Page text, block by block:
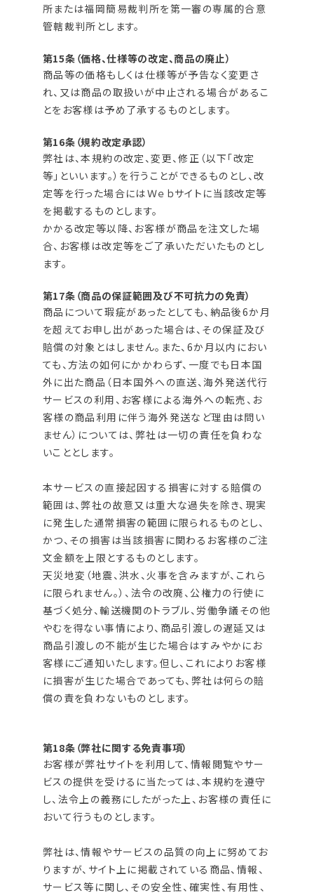
所または福岡簡易裁判所を第一審の専属的合意
管轄裁判所とします。
第15条（価格、仕様等の改定、商品の廃止）
商品等の価格もしくは仕様等が予告なく変更さ
れ、又は商品の取扱いが中止される場合があるこ
とをお客様は予め了承するものとします。
第16条（規約改定承認）
弊社は、本規約の改定、変更、修正（以下「改定
等」といいます。）を行うことができるものとし、改
定等を行った場合にはＷｅｂサイトに当該改定等
を掲載するものとします。
かかる改定等以降、お客様が商品を注文した場
合、お客様は改定等をご了承いただいたものとし
ます。
第17条（商品の保証範囲及び不可抗力の免責）
商品について瑕疵があったとしても、納品後6か月
を超えてお申し出があった場合は、その保証及び
賠償の対象とはしません。また、6か月以内におい
ても、方法の如何にかかわらず、一度でも日本国
外に出た商品（日本国外への直送、海外発送代行
サービスの利用、お客様による海外への転売、お
客様の商品利用に伴う海外発送など理由は問い
ません）については、弊社は一切の責任を負わな
いこととします。
本サービスの直接起因する損害に対する賠償の
範囲は、弊社の故意又は重大な過失を除き、現実
に発生した通常損害の範囲に限られるものとし、
かつ、その損害は当該損害に関わるお客様のご注
文金額を上限とするものとします。
天災地変（地震、洪水、火事を含みますが、これら
に限られません。）、法令の改廃、公権力の行使に
基づく処分、輸送機関のトラブル、労働争議その他
やむを得ない事情により、商品引渡しの遅延又は
商品引渡しの不能が生じた場合はすみやかにお
客様にご通知いたします。但し、これによりお客様
に損害が生じた場合であっても、弊社は何らの賠
償の責を負わないものとします。
第18条（弊社に関する免責事項）
お客様が弊社サイトを利用して、情報閲覧やサー
ビスの提供を受けるに当たっては、本規約を遵守
し、法令上の義務にしたがった上、お客様の責任に
おいて行うものとします。
弊社は、情報やサービスの品質の向上に努めてお
りますが、サイト上に掲載されている商品、情報、
サービス等に関し、その安全性、確実性、有用性、